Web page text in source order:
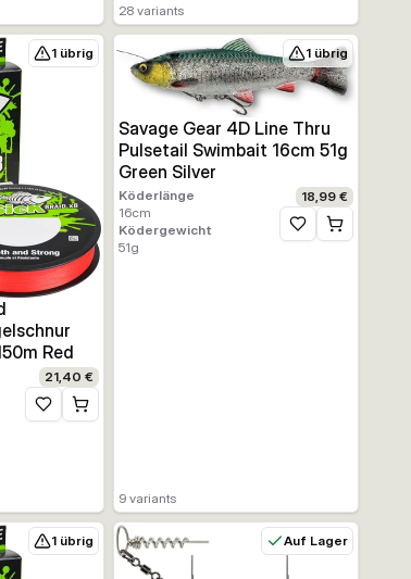
28variants
1 übrig
Red
21,40 €
Zur Wunschliste hinzufügen
1 übrig
Savage Gear 4D Line Thru
Pulsetail Swimbait 16cm 51g
Green Silver
Köderlänge
16cm
Ködergewicht
51g
18,99 €
Zur Wunschliste
9variants
1 übrig Auf Lager